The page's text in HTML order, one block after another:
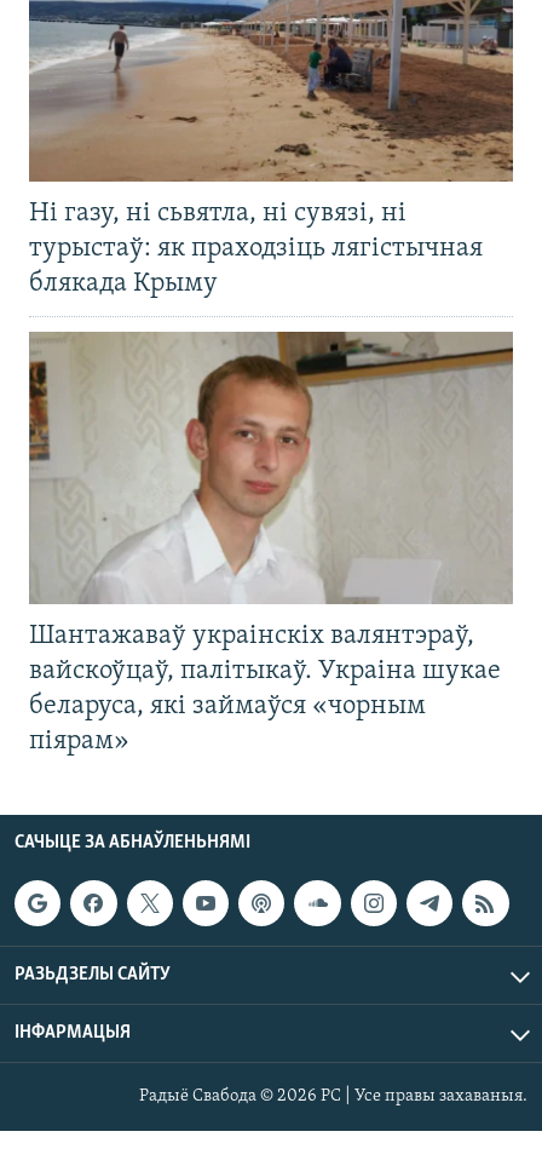
Ні газу, ні сьвятла, ні сувязі, ні
турыстаў: як праходзіць лягістычная
блякада Крыму
Шантажаваў украінскіх валянтэраў,
вайскоўцаў, палітыкаў. Украіна шукае
беларуса, які займаўся «чорным
піярам»
САЧЫЦЕ ЗА АБНАЎЛЕНЬНЯМІ
РАЗЬДЗЕЛЫ САЙТУ
ІНФАРМАЦЫЯ
Радыё Свабода © 2026 РС | Усе правы захаваныя.